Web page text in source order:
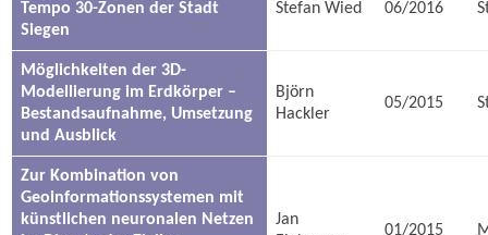
Tempo 30-Zonen der Stadt
Siegen
Stefan Wied 06/2016
Möglichkeiten der 3D-
Modellierung im Erdkörper –
Bestandsaufnahme, Umsetzung
und Ausblick
Björn
Hackler
05/2015
Zur Kombination von
Geoinformationssystemen mit
künstlichen neuronalen Netzen
Jan
01/2015